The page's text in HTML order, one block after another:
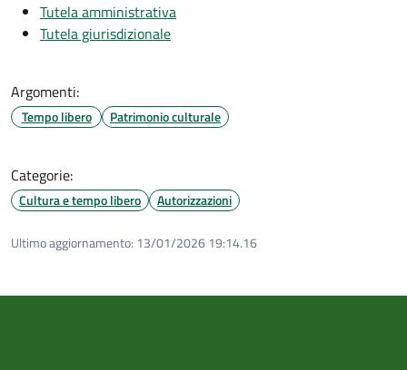
Tutela amministrativa
Tutela giurisdizionale
Argomenti:
Tempo libero Patrimonio culturale
Categorie:
Cultura e tempo libero Autorizzazioni
Ultimo aggiornamento: 13/01/2026 19:14.16